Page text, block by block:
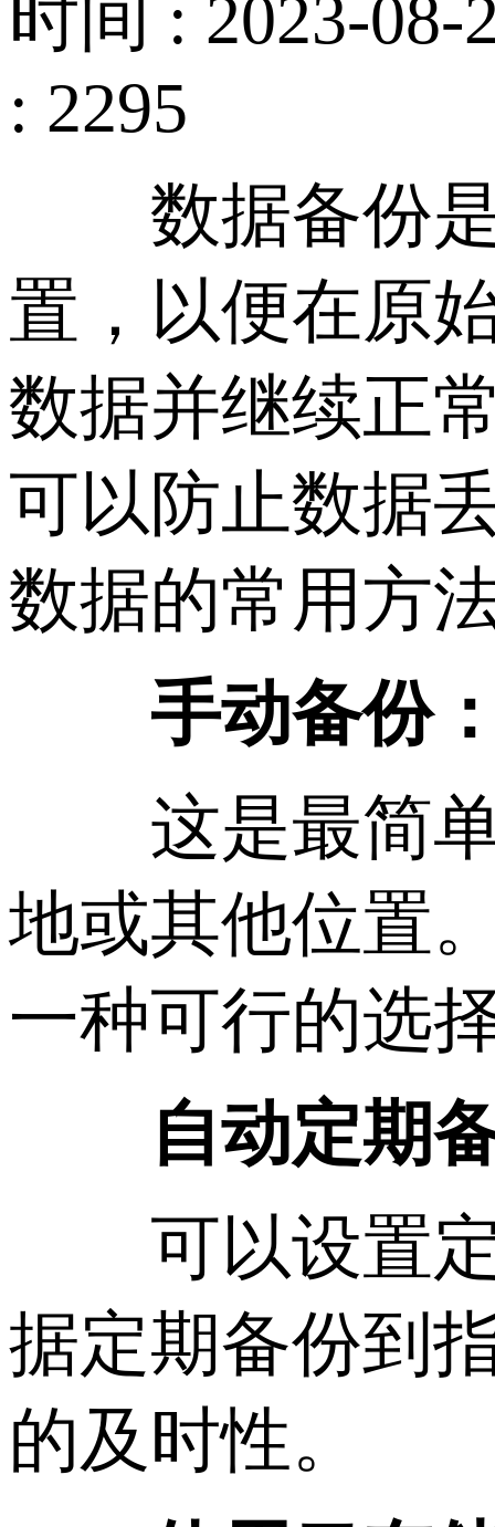
时间 : 2023-08-
: 2295
数据备份是
置，以便在原
数据并继续正
可以防止数据
数据的常用方
手动备份
这是最简单
地或其他位置
一种可行的选
自动定期
可以设置定
据定期备份到
的及时性。